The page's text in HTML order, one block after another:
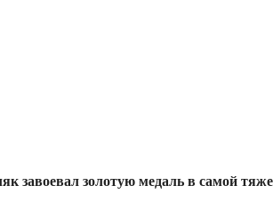
завоевал золотую медаль в самой